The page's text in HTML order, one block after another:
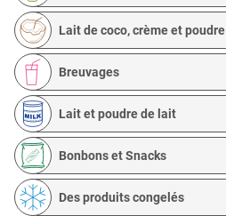
Lait de coco, crème et poudre
Breuvages
Lait et poudre de lait
Bonbons et Snacks
Des produits congelés